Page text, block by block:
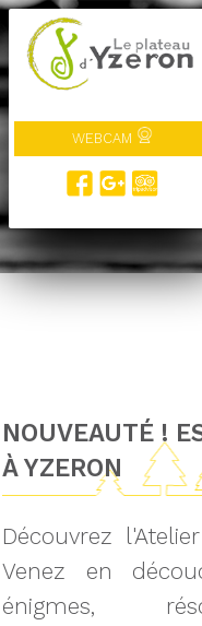
WEBCAM
NOUVEAUTÉ !
À YZERON
Découvrez
Venez en
énigmes,